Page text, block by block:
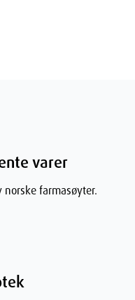
(glyserol), vann,
sinkoksid,
natriummolybdat.
varer
farmasøyter.